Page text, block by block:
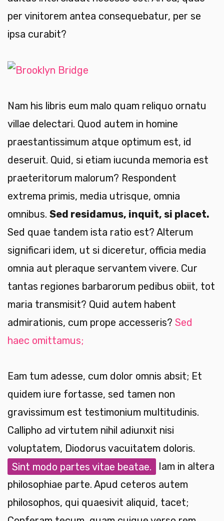
per vinitorem antea consequebatur, per se
ipsa curabit?
Nam his libris eum malo quam reliquo ornatu
villae delectari. Quod autem in homine
praestantissimum atque optimum est, id
deseruit. Quid, si etiam iucunda memoria est
praeteritorum malorum? Respondent
extrema primis, media utrisque, omnia
omnibus. Sed residamus, inquit, si placet.
Sed quae tandem ista ratio est? Alterum
significari idem, ut si diceretur, officia media
omnia aut pleraque servantem vivere. Cur
tantas regiones barbarorum pedibus obiit, tot
maria transmisit? Quid autem habent
admirationis, cum prope accesseris? Sed
haec omittamus;
Eam tum adesse, cum dolor omnis absit; Et
quidem iure fortasse, sed tamen non
gravissimum est testimonium multitudinis.
Callipho ad virtutem nihil adiunxit nisi
voluptatem, Diodorus vacuitatem doloris.
Sint modo partes vitae beatae.
Iam in altera
philosophiae parte. Apud ceteros autem
philosophos, qui quaesivit aliquid, tacet;